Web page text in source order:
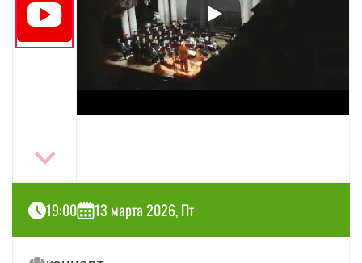
19:00 13 марта 2026, Пт